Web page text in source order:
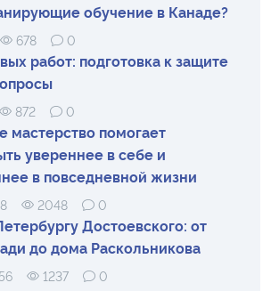
обучение в Канаде?
678 0
работ: подготовка к защите
872 0
мастерство помогает
увереннее в себе и
в повседневной жизни
2048 0
Достоевского: от
до дома Раскольникова
1237 0